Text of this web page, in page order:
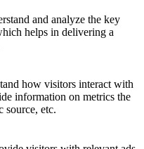
and analyze the key
helps in delivering a
how visitors interact with
information on metrics the
source, etc.